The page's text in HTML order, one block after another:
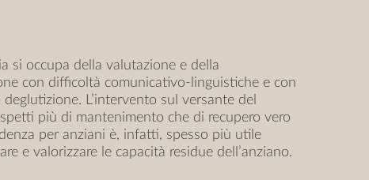
si occupa della valutazione e della
con difficoltà comunicativo-linguistiche e con
L’intervento sul versante del
più di mantenimento che di recupero vero
per anziani è, infatti, spesso più utile
e valorizzare le capacità residue dell’anziano.